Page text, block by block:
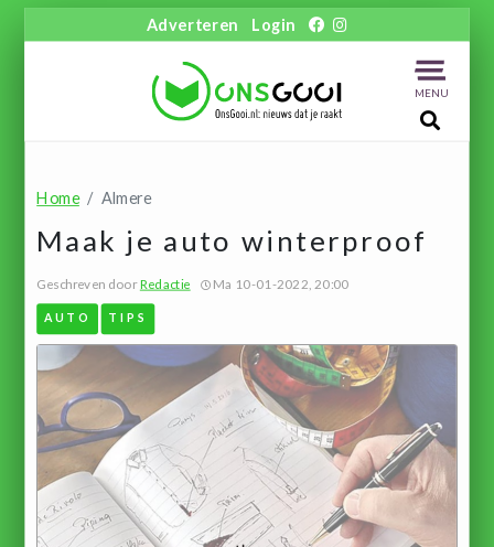
Adverteren Login
MENU
Home Almere
Maak je auto winterproof
Geschreven doorRedactie Ma 10-01-2022, 20:00
AUTO TIPS